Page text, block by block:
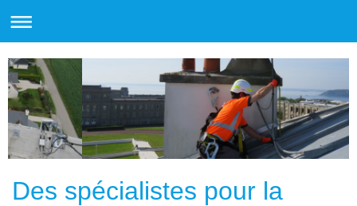
Des spécialistes pour la